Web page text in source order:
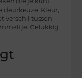
deurkeuze. Kleur,
verschil tussen
Gelukkig